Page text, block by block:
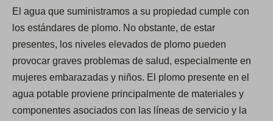
El agua que suministramos a su propiedad cumple con
los estándares de plomo. No obstante, de estar
presentes, los niveles elevados de plomo pueden
provocar graves problemas de salud, especialmente en
mujeres embarazadas y niños. El plomo presente en el
agua potable proviene principalmente de materiales y
componentes asociados con las líneas de servicio y la